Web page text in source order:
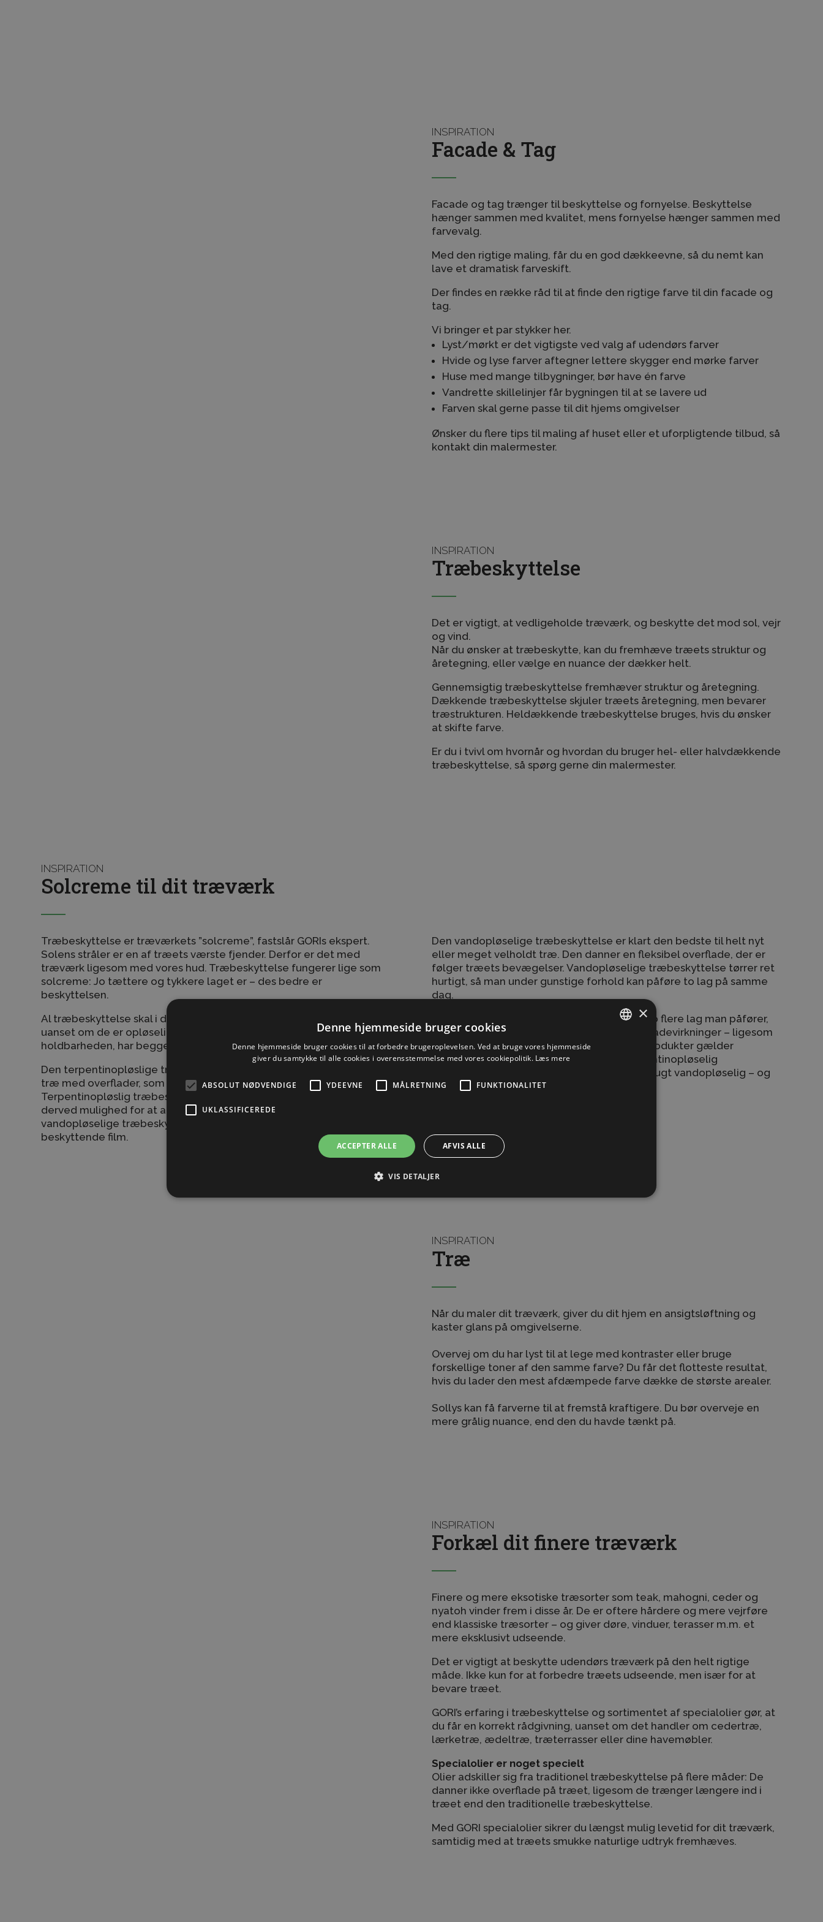
INSPIRATION
Facade & Tag
Facade og tag trænger til beskyttelse og fornyelse. Beskyttelse
hænger sammen med kvalitet, mens fornyelse hænger sammen med
farvevalg.
Med den rigtige maling, får du en god dækkeevne, så du nemt kan
lave et dramatisk farveskift.
Der findes en række råd til at finde den rigtige farve til din facade og
tag.
Vi bringer et par stykker her.
Lyst/mørkt er det vigtigste ved valg af udendørs farver
Hvide og lyse farver aftegner lettere skygger end mørke farver
Huse med mange tilbygninger, bør have én farve
Vandrette skillelinjer får bygningen til at se lavere ud
Farven skal gerne passe til dit hjems omgivelser
Ønsker du flere tips til maling af huset eller et uforpligtende tilbud, så
kontakt din malermester.
INSPIRATION
Træbeskyttelse
Det er vigtigt, at vedligeholde træværk, og beskytte det mod sol, vejr
og vind.
Når du ønsker at træbeskytte, kan du fremhæve træets struktur og
åretegning, eller vælge en nuance der dækker helt.
Gennemsigtig træbeskyttelse fremhæver struktur og åretegning.
Dækkende træbeskyttelse skjuler træets åretegning, men bevarer
træstrukturen. Heldækkende træbeskyttelse bruges, hvis du ønsker
at skifte farve.
Er du i tvivl om hvornår og hvordan du bruger hel- eller halvdækkende
træbeskyttelse, så spørg gerne din malermester.
INSPIRATION
Solcreme til dit træværk
Træbeskyttelse er træværkets ”solcreme”, fastslår GORIs ekspert.
Solens stråler er en af træets værste fjender. Derfor er det med
træværk ligesom med vores hud. Træbeskyttelse fungerer lige som
solcreme: Jo tættere og tykkere laget er – des bedre er
beskyttelsen.
Al træbeskyttelse skal i dag opfylde meget strenge miljøkrav –
uanset om de er opløselige i vand eller terpentin. Når det gælder
holdbarheden, har begge typer hver deres fordele.
Den terpentinopløslige træbeskyttelse er klart den bedste til ældre
træ med overflader, som er blevet ujævne og nedslidte.
Terpentinopløslig træbeskyttelse tørrer langsomt, og det giver
derved mulighed for at arbejde i længere tid med produktet end den
vandopløselige træbeskyttelse. Slutresultatet bliver en hård og
beskyttende film.
Den vandopløselige træbeskyttelse er klart den bedste til helt nyt
eller meget velholdt træ. Den danner en fleksibel overflade, der er
følger træets bevægelser. Vandopløselige træbeskyttelse tørrer ret
hurtigt, så man under gunstige forhold kan påføre to lag på samme
dag.
For begge typer træbeskyttelse gælder, at jo flere lag man påfører,
des bedre er træet beskyttet mod solens skadevirkninger – ligesom
ved brug af solcreme på huden. For GORIs produkter gælder
desuden, at der sagtens kan benyttes terpentinopløselig
træbeskyttelse, selv om man tidligere har brugt vandopløselig – og
omvendt.
INSPIRATION
Træ
Når du maler dit træværk, giver du dit hjem en ansigtsløftning og
kaster glans på omgivelserne.
Overvej om du har lyst til at lege med kontraster eller bruge
forskellige toner af den samme farve? Du får det flotteste resultat,
hvis du lader den mest afdæmpede farve dække de største arealer.
Sollys kan få farverne til at fremstå kraftigere. Du bør overveje en
mere grålig nuance, end den du havde tænkt på.
INSPIRATION
Forkæl dit finere træværk
Finere og mere eksotiske træsorter som teak, mahogni, ceder og
nyatoh vinder frem i disse år. De er oftere hårdere og mere vejrføre
end klassiske træsorter – og giver døre, vinduer, terasser m.m. et
mere eksklusivt udseende.
Det er vigtigt at beskytte udendørs træværk på den helt rigtige
måde. Ikke kun for at forbedre træets udseende, men især for at
bevare træet.
GORI’s erfaring i træbeskyttelse og sortimentet af specialolier gør, at
du får en korrekt rådgivning, uanset om det handler om cedertræ,
lærketræ, ædeltræ, træterrasser eller dine havemøbler.
Specialolier er noget specielt
Olier adskiller sig fra traditionel træbeskyttelse på flere måder: De
danner ikke overflade på træet, ligesom de trænger længere ind i
træet end den traditionelle træbeskyttelse.
Med GORI specialolier sikrer du længst mulig levetid for dit træværk,
samtidig med at træets smukke naturlige udtryk fremhæves.
×
Denne hjemmeside bruger cookies
Denne hjemmeside bruger cookies til at forbedre brugeroplevelsen. Ved at bruge vores hjemmeside
giver du samtykke til alle cookies i overensstemmelse med vores cookiepolitik. Læs mere
ABSOLUT NØDVENDIGE YDEEVNE MÅLRETNING FUNKTIONALITET
UKLASSIFICEREDE
ACCEPTER ALLE AFVIS ALLE
VIS DETALJER